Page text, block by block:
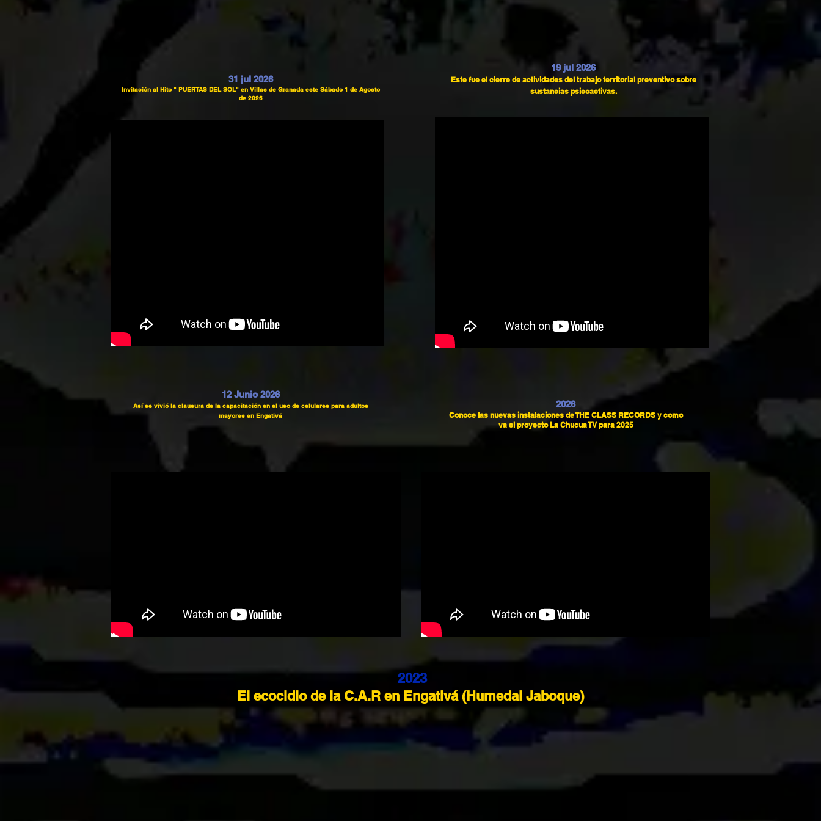
31 jul 2026
Invitación al Hito " PUERTAS DEL SOL" en Villas de Granada este Sábado 1 de Agosto
de 2026
12 Junio 2026
Así se vivió la clausura de la capacitación en el uso de celulares para adultos
mayores en Engativá
19 jul 2026
Este fue el cierre de actividades del trabajo territorial preventivo sobre
sustancias psicoactivas.
2026
Conoce las nuevas instalaciones de THE CLASS RECORDS y como
va el proyecto La Chucua TV para 2025
2023
El ecocidio de la C.A.R en Engativá (Humedal Jaboque)